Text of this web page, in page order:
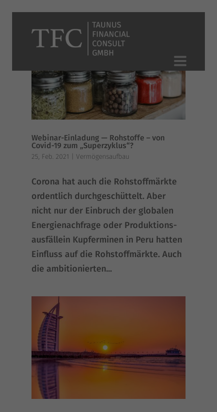
Webinar-Einladung — Rohstoffe – von
Covid-19 zum „Superzyklus“?
25, Feb. 2021 Vermögensaufbau
Coro­na hat auch die Roh­stoff­märk­te
ordent­lich durch­ge­schüt­telt. Aber
nicht nur der Ein­bruch der glo­ba­len
Ener­gie­nach­fra­ge oder Pro­duk­ti­ons­
aus­fäl­lein Kup­fer­mi­nen in Peru hat­ten
Ein­fluss auf die Roh­stoff­märk­te. Auch
die ambi­tio­nier­ten...